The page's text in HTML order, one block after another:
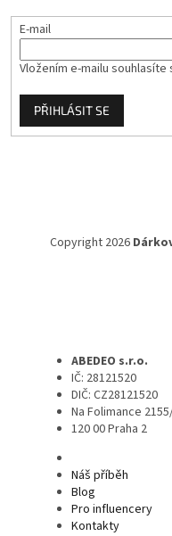
E-mail
Vložením e-mailu souhlasíte
PŘIHLÁSIT SE
Copyright 2026
ABEDEO s.r.o.
IČ: 28121520
DIČ: CZ28121520
Na Folimance
120 00 Praha 2
Náš příběh
Blog
Pro influencery
Kontakty